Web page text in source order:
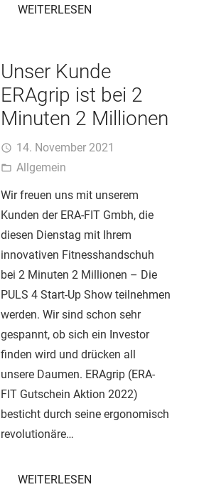
WEITERLESEN
Unser Kunde
ERAgrip ist bei 2
Minuten 2 Millionen
access_time 14. November 2021
folder_open Allgemein
Wir freuen uns mit unserem
Kunden der ERA-FIT Gmbh, die
diesen Dienstag mit Ihrem
innovativen Fitnesshandschuh
bei 2 Minuten 2 Millionen – Die
PULS 4 Start-Up Show teilnehmen
werden. Wir sind schon sehr
gespannt, ob sich ein Investor
finden wird und drücken all
unsere Daumen. ERAgrip (ERA-
FIT Gutschein Aktion 2022)
besticht durch seine ergonomisch
revolutionäre…
WEITERLESEN